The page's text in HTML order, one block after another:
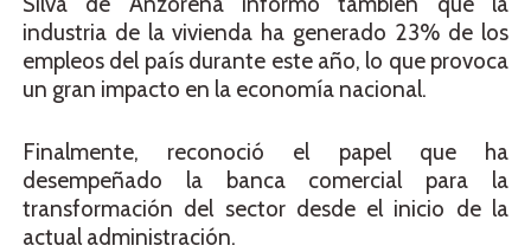
industria de la vivienda ha generado 23% de los
empleos del país durante este año, lo que provoca
un gran impacto en la economía nacional.
Finalmente, reconoció el papel que ha
desempeñado la banca comercial para la
transformación del sector desde el inicio de la
actual administración.